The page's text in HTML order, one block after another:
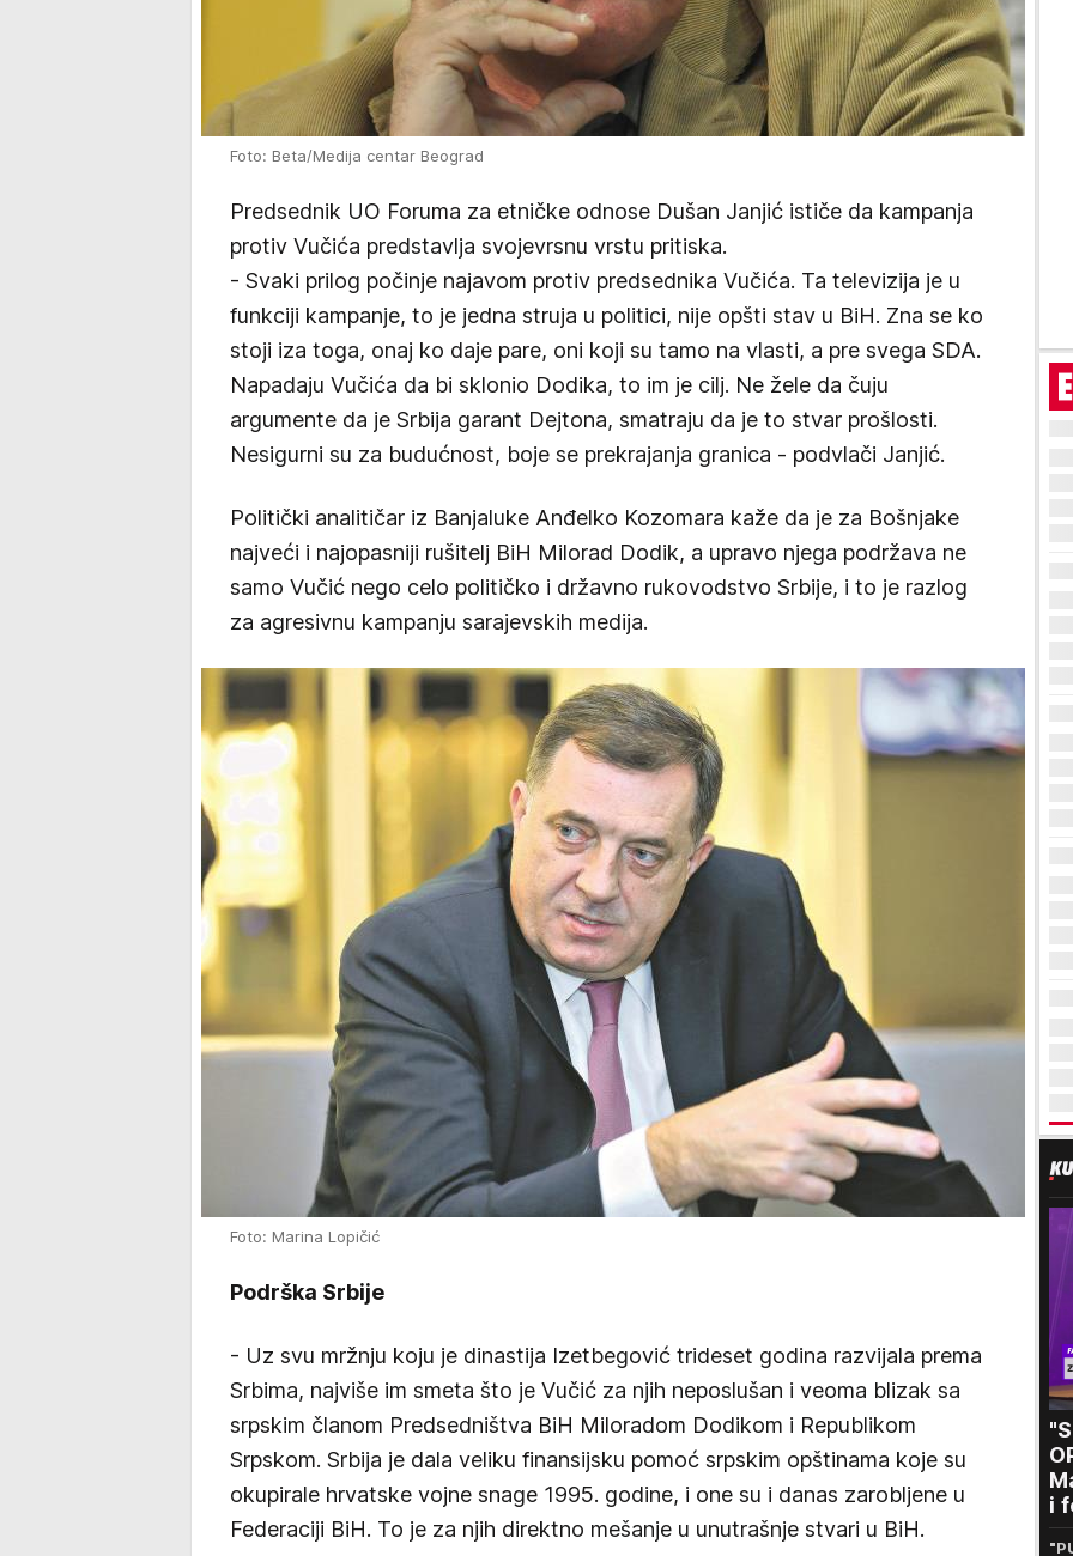
Foto: Beta/Medija centar Beograd
Predsednik UO Foruma za etničke odnose Dušan Janjić ističe da kampanja
protiv Vučića predstavlja svojevrsnu vrstu pritiska.
- Svaki prilog počinje najavom protiv predsednika Vučića. Ta televizija je u
funkciji kampanje, to je jedna struja u politici, nije opšti stav u BiH. Zna se ko
stoji iza toga, onaj ko daje pare, oni koji su tamo na vlasti, a pre svega SDA.
Napadaju Vučića da bi sklonio Dodika, to im je cilj. Ne žele da čuju
argumente da je Srbija garant Dejtona, smatraju da je to stvar prošlosti.
Nesigurni su za budućnost, boje se prekrajanja granica - podvlači Janjić.
Politički analitičar iz Banjaluke Anđelko Kozomara kaže da je za Bošnjake
najveći i najopasniji rušitelj BiH Milorad Dodik, a upravo njega podržava ne
samo Vučić nego celo političko i državno rukovodstvo Srbije, i to je razlog
za agresivnu kampanju sarajevskih medija.
Foto: Marina Lopičić
Podrška Srbije
- Uz svu mržnju koju je dinastija Izetbegović trideset godina razvijala prema
Srbima, najviše im smeta što je Vučić za njih neposlušan i veoma blizak sa
srpskim članom Predsedništva BiH Miloradom Dodikom i Republikom
Srpskom. Srbija je dala veliku finansijsku pomoć srpskim opštinama koje su
okupirale hrvatske vojne snage 1995. godine, i one su i danas zarobljene u
Federaciji BiH. To je za njih direktno mešanje u unutrašnje stvari u BiH.
i